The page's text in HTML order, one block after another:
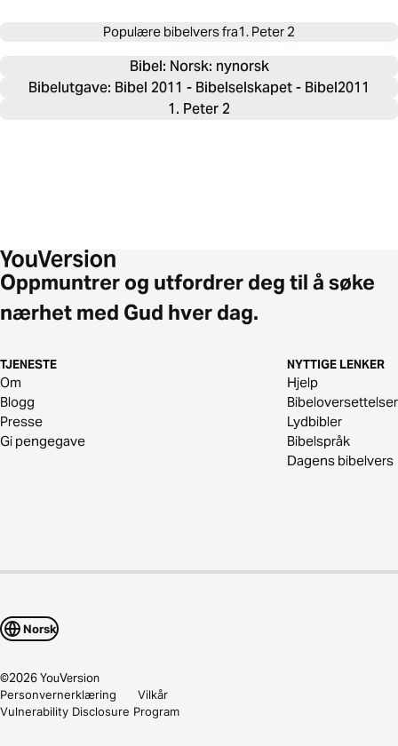
Populære bibelvers fra1. Peter 2
Bibel: Norsk: nynorsk
Bibelutgave: Bibel 2011 - Bibelselskapet - Bibel2011
1. Peter 2
Oppmuntrer og utfordrer deg til å søke
nærhet med Gud hver dag.
TJENESTE
Om
Blogg
Presse
Gi pengegave
NYTTIGE LENKER
Hjelp
Bibeloversettelser
Lydbibler
Bibelspråk
Dagens bibelvers
Norsk
©2026YouVersion
Personvernerklæring
Vilkår
Vulnerability Disclosure Program